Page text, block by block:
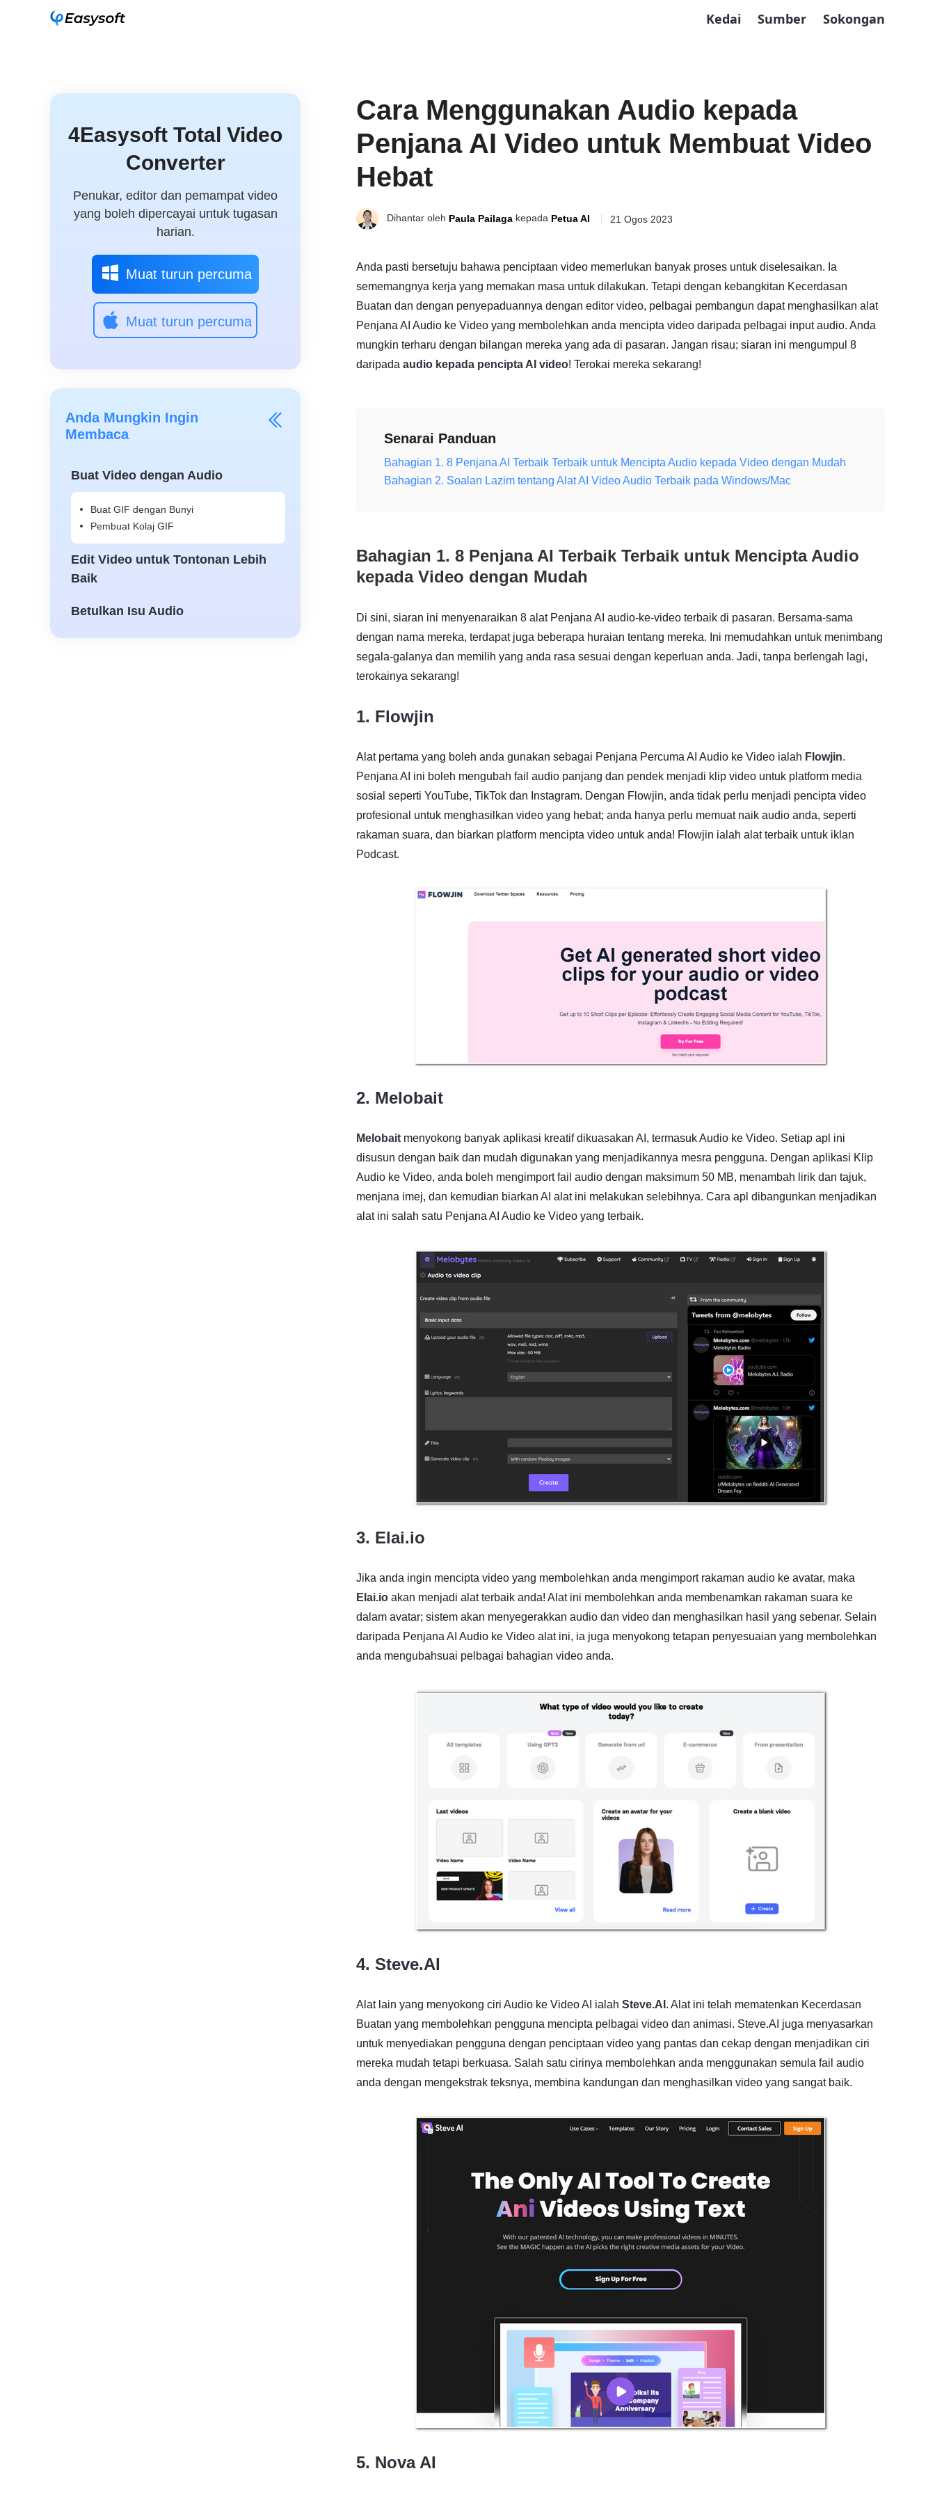
Kedai Sumber Sokongan
4Easysoft Total Video
Converter
Penukar, editor dan pemampat video
yang boleh dipercayai untuk tugasan
harian.
Muat turun percuma
Muat turun percuma
Anda Mungkin Ingin
Membaca
Buat Video dengan Audio
Buat GIF dengan Bunyi
Pembuat Kolaj GIF
Edit Video untuk Tontonan Lebih
Baik
Betulkan Isu Audio
Cara Menggunakan Audio kepada
Penjana AI Video untuk Membuat Video
Hebat
Dihantar oleh Paula Pailaga kepada Petua AI 21 Ogos 2023
Anda pasti bersetuju bahawa penciptaan video memerlukan banyak proses untuk diselesaikan. Ia
sememangnya kerja yang memakan masa untuk dilakukan. Tetapi dengan kebangkitan Kecerdasan
Buatan dan dengan penyepaduannya dengan editor video, pelbagai pembangun dapat menghasilkan alat
Penjana AI Audio ke Video yang membolehkan anda mencipta video daripada pelbagai input audio. Anda
mungkin terharu dengan bilangan mereka yang ada di pasaran. Jangan risau; siaran ini mengumpul 8
daripada audio kepada pencipta AI video! Terokai mereka sekarang!
Senarai Panduan
Bahagian 1. 8 Penjana AI Terbaik Terbaik untuk Mencipta Audio kepada Video dengan Mudah
Bahagian 2. Soalan Lazim tentang Alat AI Video Audio Terbaik pada Windows/Mac
Bahagian 1. 8 Penjana AI Terbaik Terbaik untuk Mencipta Audio
kepada Video dengan Mudah
Di sini, siaran ini menyenaraikan 8 alat Penjana AI audio-ke-video terbaik di pasaran. Bersama-sama
dengan nama mereka, terdapat juga beberapa huraian tentang mereka. Ini memudahkan untuk menimbang
segala-galanya dan memilih yang anda rasa sesuai dengan keperluan anda. Jadi, tanpa berlengah lagi,
terokainya sekarang!
1. Flowjin
Alat pertama yang boleh anda gunakan sebagai Penjana Percuma AI Audio ke Video ialah Flowjin.
Penjana AI ini boleh mengubah fail audio panjang dan pendek menjadi klip video untuk platform media
sosial seperti YouTube, TikTok dan Instagram. Dengan Flowjin, anda tidak perlu menjadi pencipta video
profesional untuk menghasilkan video yang hebat; anda hanya perlu memuat naik audio anda, seperti
rakaman suara, dan biarkan platform mencipta video untuk anda! Flowjin ialah alat terbaik untuk iklan
Podcast.
2. Melobait
Melobait menyokong banyak aplikasi kreatif dikuasakan AI, termasuk Audio ke Video. Setiap apl ini
disusun dengan baik dan mudah digunakan yang menjadikannya mesra pengguna. Dengan aplikasi Klip
Audio ke Video, anda boleh mengimport fail audio dengan maksimum 50 MB, menambah lirik dan tajuk,
menjana imej, dan kemudian biarkan AI alat ini melakukan selebihnya. Cara apl dibangunkan menjadikan
alat ini salah satu Penjana AI Audio ke Video yang terbaik.
3. Elai.io
Jika anda ingin mencipta video yang membolehkan anda mengimport rakaman audio ke avatar, maka
Elai.io akan menjadi alat terbaik anda! Alat ini membolehkan anda membenamkan rakaman suara ke
dalam avatar; sistem akan menyegerakkan audio dan video dan menghasilkan hasil yang sebenar. Selain
daripada Penjana AI Audio ke Video alat ini, ia juga menyokong tetapan penyesuaian yang membolehkan
anda mengubahsuai pelbagai bahagian video anda.
4. Steve.AI
Alat lain yang menyokong ciri Audio ke Video AI ialah Steve.AI . Alat ini telah mematenkan Kecerdasan
Buatan yang membolehkan pengguna mencipta pelbagai video dan animasi. Steve.AI juga menyasarkan
untuk menyediakan pengguna dengan penciptaan video yang pantas dan cekap dengan menjadikan ciri
mereka mudah tetapi berkuasa. Salah satu cirinya membolehkan anda menggunakan semula fail audio
anda dengan mengekstrak teksnya, membina kandungan dan menghasilkan video yang sangat baik.
5. Nova AI